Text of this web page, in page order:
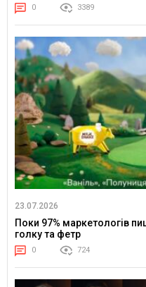
0 3389
23.07.2026
Поки 97% маркетологів
голку та фетр
0 724